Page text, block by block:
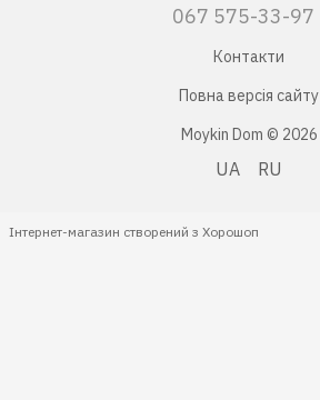
067 575-33-97
Контакти
Повна версія сайту
Moykin Dom © 2026
UA RU
Інтернет-магазин створений з Хорошоп